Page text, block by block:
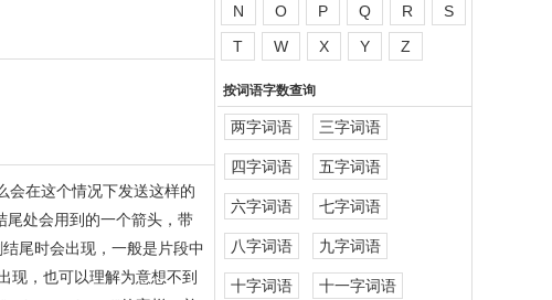
会在这个情况下发送这样的
尾处会用到的一个箭头，带
尾时会出现，一般是片段中
现，也可以理解为意想不到
N
O P Q R
S
T
W X Y Z
按词语字数查询
两字词语 三字词语
四字词语 五字词语
六字词语 七字词语
八字词语 九字词语
十字词语 十一字词语